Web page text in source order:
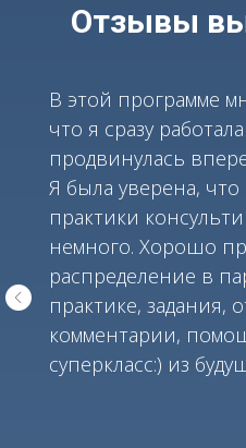
Отзывы
В этой программе
что я сразу
продвинулась
Я была уверена,
практики
немного. Хорошо
распределение в
практике, задания,
комментарии,
суперкласс:) из